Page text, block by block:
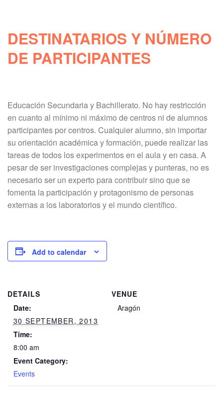
DESTINATARIOS Y NÚMERO
DE PARTICIPANTES
Educación Secundaria y Bachillerato. No hay restricción
en cuanto al mínimo ni máximo de centros ni de alumnos
participantes por centros. Cualquier alumno, sin importar
su orientación académica y formación, puede realizar las
tareas de todos los experimentos en el aula y en casa. A
pesar de ser investigaciones complejas y punteras, no es
necesario ser un experto para contribuir sino que se
fomenta la participación y protagonismo de personas
externas a los laboratorios y el mundo científico.
Add to calendar
DETAILS
Date:
30 SEPTEMBER, 2013
Time:
8:00 am
Event Category:
Events
VENUE
Aragón